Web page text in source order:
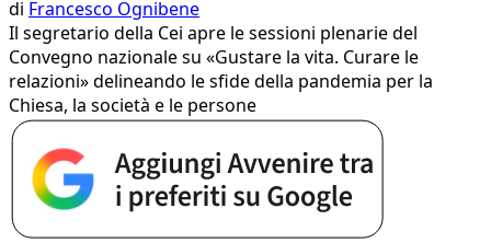
di Francesco Ognibene
Il segretario della Cei apre le sessioni plenarie del
Convegno nazionale su «Gustare la vita. Curare le
relazioni» delineando le sfide della pandemia per la
Chiesa, la società e le persone